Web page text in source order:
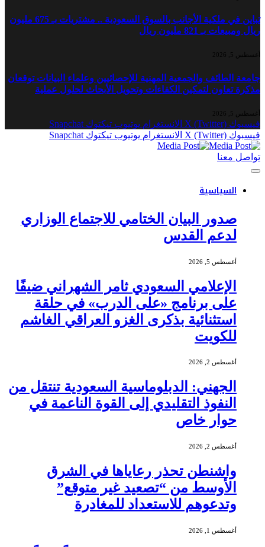
تباين في ملكية الأجانب بالسوق السعودية .. مشتريات بـ 675 مليون
ريال ومبيعات بـ 821 مليون ريال
أغسطس 5, 2026
جامعة الطائف والجمعية المهنية للإحصائيين وعلماء البيانات توقعان
مذكرة تعاون لتمكين الكفاءات وتحويل الأبحاث لحلول عملية
أغسطس 5, 2026
فيسبوك X (Twitter) الانستغرام يوتيوب تيكتوك Snapchat
فيسبوك X (Twitter) الانستغرام يوتيوب تيكتوك Snapchat
تواصل معنا
السياسية
صدور البيان الختامي للاجتماع الوزاري
لدعم القدس
أغسطس 5, 2026
الإعلامي السعودي ثامر الشهراني ضيفًا
على برنامج «على الدرب» في حلقة
استثنائية بذكرى الغزو العراقي الغاشم
للكويت
أغسطس 2, 2026
الجهني: الدبلوماسية السعودية تنتقل من
النفوذ التقليدي إلى القوة الناعمة في
حوار خاص
أغسطس 2, 2026
واشنطن تحذر رعاياها في الشرق
الأوسط من “تصعيد غير متوقع”
وتدعوهم للاستعداد للمغادرة
أغسطس 1, 2026